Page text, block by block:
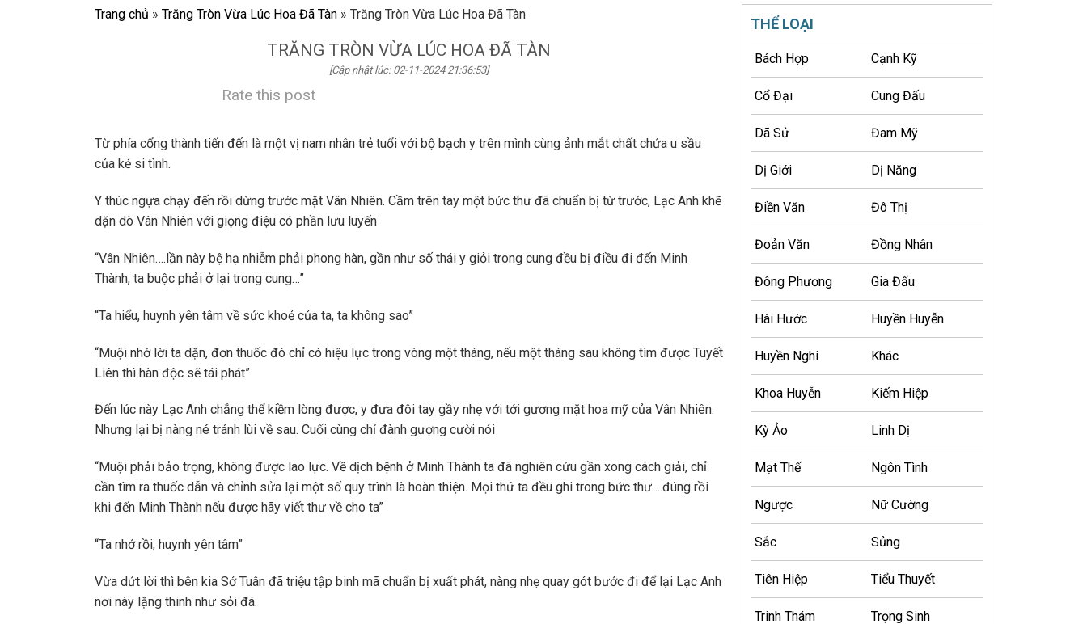
Trang chủ » Trăng Tròn Vừa Lúc Hoa Đã Tàn » Trăng Tròn Vừa Lúc Hoa Đã Tàn
TRĂNG TRÒN VỪA LÚC HOA ĐÃ TÀN
[Cập nhật lúc: 02-11-2024 21:36:53]
Rate this post
Từ phía cổng thành tiến đến là một vị nam nhân trẻ tuổi với bộ bạch y trên mình cùng ảnh mắt chất chứa u sầu
của kẻ si tình.
Y thúc ngựa chạy đến rồi dừng trước mặt Vân Nhiên. Cầm trên tay một bức thư đã chuẩn bị từ trước, Lạc Anh khẽ
dặn dò Vân Nhiên với giọng điệu có phần lưu luyến
“Vân Nhiên….lần này bệ hạ nhiễm phải phong hàn, gần như số thái y giỏi trong cung đều bị điều đi đến Minh
Thành, ta buộc phải ở lại trong cung…”
“Ta hiểu, huynh yên tâm về sức khoẻ của ta, ta không sao”
“Muội nhớ lời ta dặn, đơn thuốc đó chỉ có hiệu lực trong vòng một tháng, nếu một tháng sau không tìm được Tuyết
Liên thì hàn độc sẽ tái phát”
Đến lúc này Lạc Anh chẳng thể kiềm lòng được, y đưa đôi tay gầy nhẹ với tới gương mặt hoa mỹ của Vân Nhiên.
Nhưng lại bị nàng né tránh lùi về sau. Cuối cùng chỉ đành gượng cười nói
“Muội phải bảo trọng, không được lao lực. Về dịch bệnh ở Minh Thành ta đã nghiên cứu gần xong cách giải, chỉ
cần tìm ra thuốc dẫn và chỉnh sửa lại một số quy trình là hoàn thiện. Mọi thứ ta đều ghi trong bức thư….đúng rồi
khi đến Minh Thành nếu được hãy viết thư về cho ta”
“Ta nhớ rồi, huynh yên tâm”
Vừa dứt lời thì bên kia Sở Tuân đã triệu tập binh mã chuẩn bị xuất phát, nàng nhẹ quay gót bước đi để lại Lạc Anh
nơi này lặng thinh như sỏi đá.
THỂ LOẠI
Bách Hợp Cạnh Kỹ
Cổ Đại Cung Đấu
Dã Sử Đam Mỹ
Dị Giới Dị Năng
Điền Văn Đô Thị
Đoản Văn Đồng Nhân
Đông Phương Gia Đấu
Hài Hước Huyền Huyễn
Huyền Nghi Khác
Khoa Huyễn Kiếm Hiệp
Kỳ Ảo Linh Dị
Mạt Thế Ngôn Tình
Ngược Nữ Cường
Sắc Sủng
Tiên Hiệp Tiểu Thuyết
Trinh Thám Trọng Sinh